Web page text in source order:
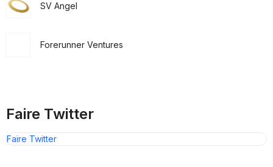
SV Angel
Forerunner Ventures
Faire Twitter
Faire Twitter